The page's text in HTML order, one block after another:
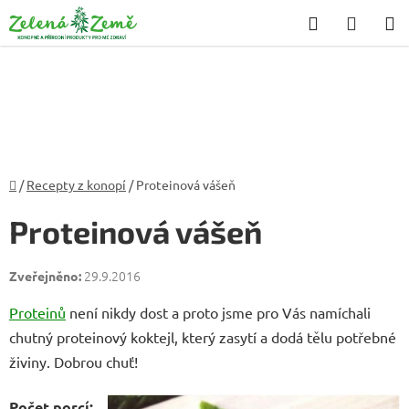
na
obsah
Hledat
KOŠÍK
Domů
/ Recepty z konopí / Proteinová vášeň
Proteinová vášeň
29.9.2016
Proteinů není nikdy dost a proto jsme pro Vás namíchali
chutný proteinový koktejl, který zasytí a dodá tělu potřebné
živiny. Dobrou chuť!